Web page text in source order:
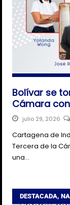
Bolívar se
Cámara
julio 29, 2026
Cartagena de
Tercera de la
una…
DESTACADA,